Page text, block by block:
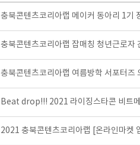
충북콘텐츠코리아랩 메이커 동아리 1기
충북콘텐츠코리아랩 잡매칭 청년근로자
충북콘텐츠코리아랩 여름방학 서포터즈
Beat drop!!! 2021 라이징스타콘 비트
2021 충북콘텐츠코리아랩 [온라인마켓